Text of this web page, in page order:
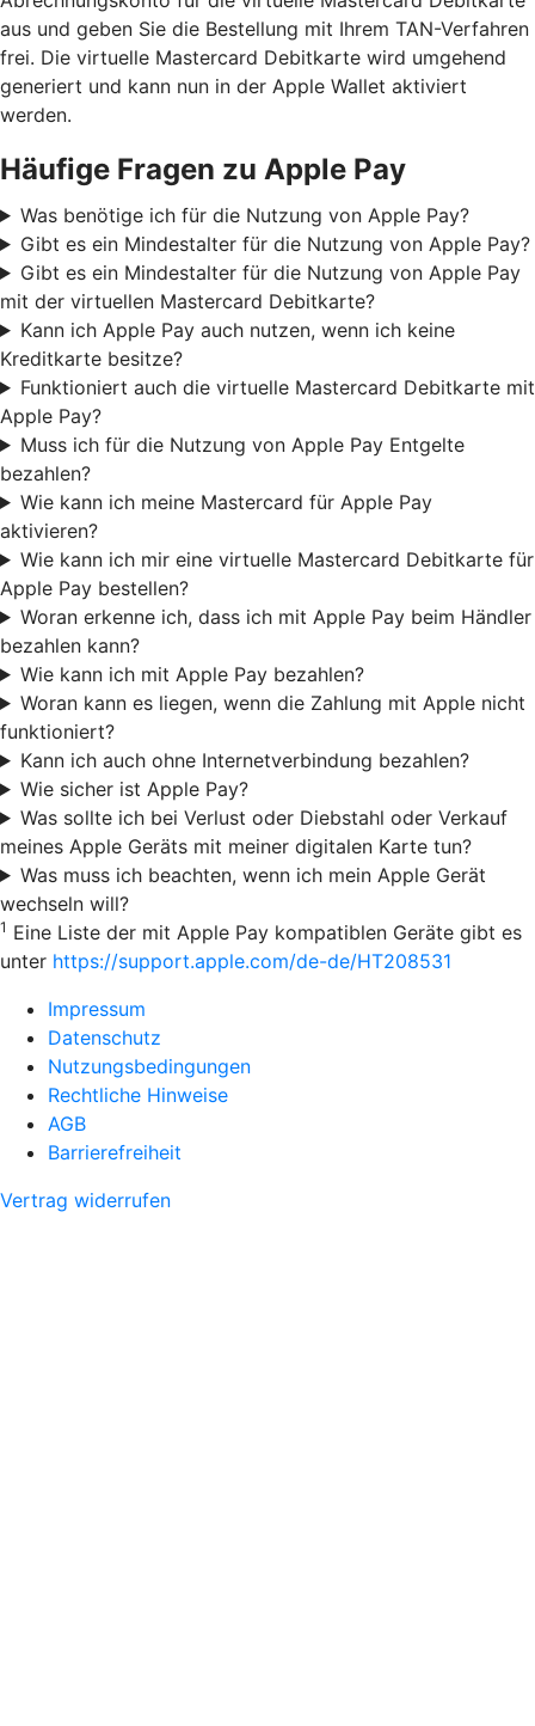
aus und geben Sie die Bestellung mit Ihrem TAN-Verfahren
frei. Die virtuelle Mastercard Debitkarte wird umgehend
generiert und kann nun in der Apple Wallet aktiviert
werden.
Häufige Fragen zu Apple Pay
Was benötige ich für die Nutzung von Apple Pay?
Gibt es ein Mindestalter für die Nutzung von Apple Pay?
Gibt es ein Mindestalter für die Nutzung von Apple Pay
mit der virtuellen Mastercard Debitkarte?
Kann ich Apple Pay auch nutzen, wenn ich keine
Kreditkarte besitze?
Funktioniert auch die virtuelle Mastercard Debitkarte mit
Apple Pay?
Muss ich für die Nutzung von Apple Pay Entgelte
bezahlen?
Wie kann ich meine Mastercard für Apple Pay
aktivieren?
Wie kann ich mir eine virtuelle Mastercard Debitkarte für
Apple Pay bestellen?
Woran erkenne ich, dass ich mit Apple Pay beim Händler
bezahlen kann?
Wie kann ich mit Apple Pay bezahlen?
Woran kann es liegen, wenn die Zahlung mit Apple nicht
funktioniert?
Kann ich auch ohne Internetverbindung bezahlen?
Wie sicher ist Apple Pay?
Was sollte ich bei Verlust oder Diebstahl oder Verkauf
meines Apple Geräts mit meiner digitalen Karte tun?
Was muss ich beachten, wenn ich mein Apple Gerät
wechseln will?
1 Eine Liste der mit Apple Pay kompatiblen Geräte gibt es
unter https://support.apple.com/de-de/HT208531
Impressum
Datenschutz
Nutzungsbedingungen
Rechtliche Hinweise
AGB
Barrierefreiheit
Vertrag widerrufen